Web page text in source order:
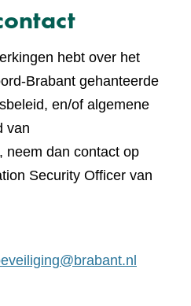
hebt over het
Brabant gehanteerde
en/of algemene
van
neem dan contact op
Security Officer van